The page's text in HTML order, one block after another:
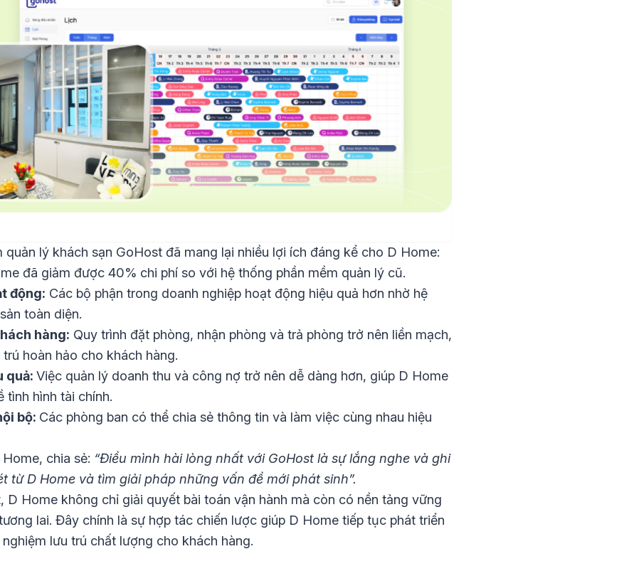
quản lý khách sạn GoHost đã mang lại nhiều lợi ích đáng kể cho D Home:
đã giảm được 40% chi phí so với hệ thống phần mềm quản lý cũ.
động: Các bộ phận trong doanh nghiệp hoạt động hiệu quả hơn nhờ hệ
toàn diện.
hàng: Quy trình đặt phòng, nhận phòng và trả phòng trở nên liền mạch,
hoàn hảo cho khách hàng.
quả: Việc quản lý doanh thu và công nợ trở nên dễ dàng hơn, giúp D Home
tình hình tài chính.
bộ: Các phòng ban có thể chia sẻ thông tin và làm việc cùng nhau hiệu
chia sẻ: “Điều mình hài lòng nhất với GoHost là sự lắng nghe và ghi
từ D Home và tìm giải pháp những vấn đề mới phát sinh”.
D Home không chỉ giải quyết bài toán vận hành mà còn có nền tảng vững
lai. Đây chính là sự hợp tác chiến lược giúp D Home tiếp tục phát triển
lưu trú chất lượng cho khách hàng.